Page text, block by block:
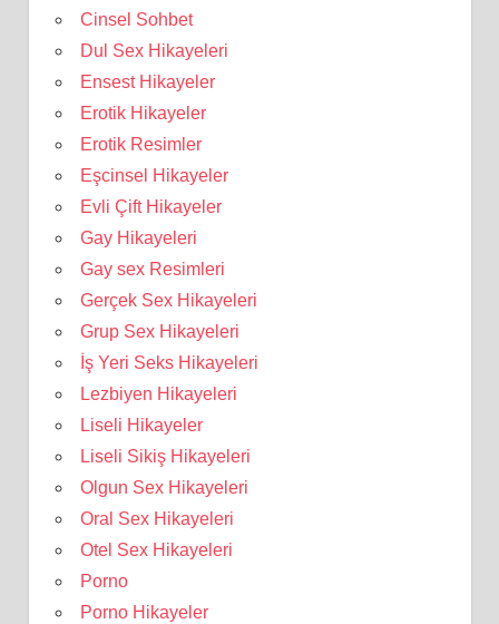
Cinsel Sohbet
Dul Sex Hikayeleri
Ensest Hikayeler
Erotik Hikayeler
Erotik Resimler
Eşcinsel Hikayeler
Evli Çift Hikayeler
Gay Hikayeleri
Gay sex Resimleri
Gerçek Sex Hikayeleri
Grup Sex Hikayeleri
İş Yeri Seks Hikayeleri
Lezbiyen Hikayeleri
Liseli Hikayeler
Liseli Sikiş Hikayeleri
Olgun Sex Hikayeleri
Oral Sex Hikayeleri
Otel Sex Hikayeleri
Porno
Porno Hikayeler